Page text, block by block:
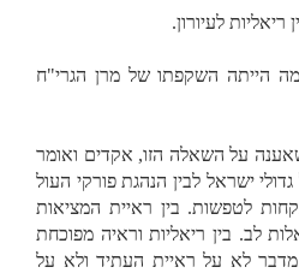
לעיורון.
הייתה השקפתו של מרן הגרי"ח
על השאלה הזו, אקדים ואומר
ישראל לבין הנהגת פורקי העול
לטפשות. בין ראיית המציאות
לב. בין ריאליות וראיה מפוכחת
מדבר לא על ראיית העתיד ולא על